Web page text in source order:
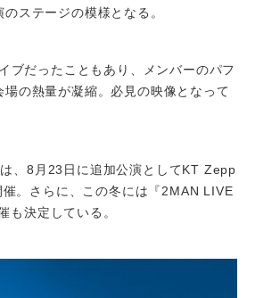
ステージの模様となる。
ブだったこともあり、メンバーのパフ
場の熱量が凝縮。必見の映像となって
、8月23日に追加公演としてKT Zepp
。さらに、この冬には『2MAN LIVE
も決定している。